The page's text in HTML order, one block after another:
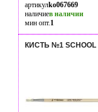
артикулko067669
наличиев наличии
мин опт.1
КИСТЬ №1